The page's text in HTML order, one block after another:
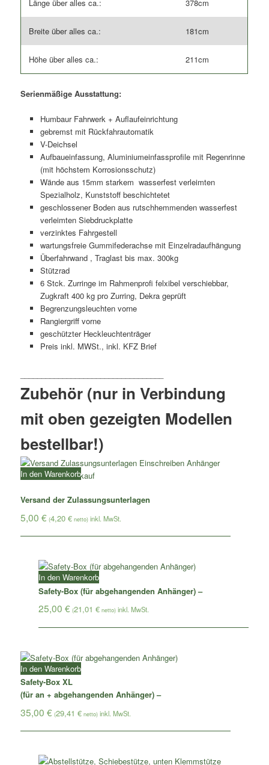
Länge über alles ca.: 378cm
Breite über alles ca.: 181cm
Höhe über alles ca.: 211cm
Serienmäßige Ausstattung:
Humbaur Fahrwerk + Auflaufeinrichtung
gebremst mit Rückfahrautomatik
V-Deichsel
Aufbaueinfassung, Aluminiumeinfassprofile mit Regenrinne
(mit höchstem Korrosionsschutz)
Wände aus 15mm starkem wasserfest verleimten
Spezialholz, Kunststoff beschichtetet
geschlossener Boden aus rutschhemmenden wasserfest
verleimten Siebdruckplatte
verzinktes Fahrgestell
wartungsfreie Gummifederachse mit Einzelradaufhängung
Überfahrwand , Traglast bis max. 300kg
Stützrad
6 Stck. Zurringe im Rahmenprofi felxibel verschiebbar,
Zugkraft 400 kg pro Zurring, Dekra geprüft
Begrenzungsleuchten vorne
Rangiergriff vorne
geschützter Heckleuchtenträger
Preis inkl. MWSt., inkl. KFZ Brief
Zubehör (nur in Verbindung
mit oben gezeigten Modellen
bestellbar!)
Versand der Zulassungsunterlagen
5,00€ (4,20€ netto)
In den Warenkorb
Safety-Box (für abgehangenden Anhänger) –
25,00 € (21,01 €netto)
In den Warenkorb
Safety-Box XL
(für an + abgehangenden Anhänger) –
35,00€ (29,41€ netto)
In den Warenkorb